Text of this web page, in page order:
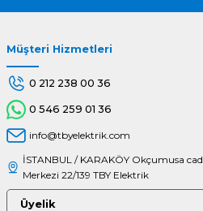
Müşteri Hizmetleri
0 212 238 00 36
0 546 259 01 36
info@tbyelektrik.com
İSTANBUL / KARAKÖY Okçumusa
Merkezi 22/139 TBY Elektrik
Üyelik